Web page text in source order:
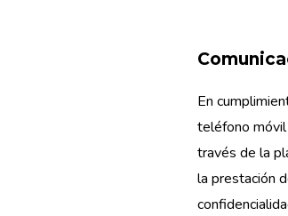
En
teléfono móvil
través de la
la prestación